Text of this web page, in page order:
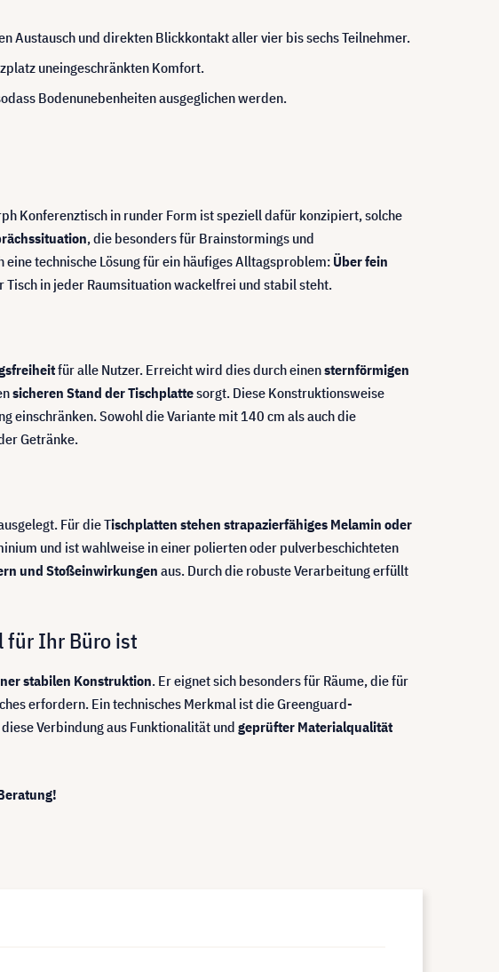
Austausch und direkten Blickkontakt aller vier bis sechs Teilnehmer.
uneingeschränkten Komfort.
Bodenunebenheiten ausgeglichen werden.
Konferenztisch in runder Form ist speziell dafür konzipiert, solche
, die besonders für Brainstormings und
technische Lösung für ein häufiges Alltagsproblem: Über fein
Tisch in jeder Raumsituation wackelfrei und stabil steht.
für alle Nutzer. Erreicht wird dies durch einensternförmigen
sicheren Stand der Tischplattesorgt. Diese Konstruktionsweise
einschränken. Sowohl die Variante mit 140 cm als auch die
Getränke.
Für die Tischplatten stehen strapazierfähiges Melamin oder
und ist wahlweise in einer polierten oder pulverbeschichteten
und Stoßeinwirkungenaus. Durch die robuste Verarbeitung erfüllt
für Ihr Büro ist
stabilen Konstruktion. Er eignet sich besonders für Räume, die für
erfordern. Ein technisches Merkmal ist die Greenguard-
Verbindung aus Funktionalität und geprüfter Materialqualität